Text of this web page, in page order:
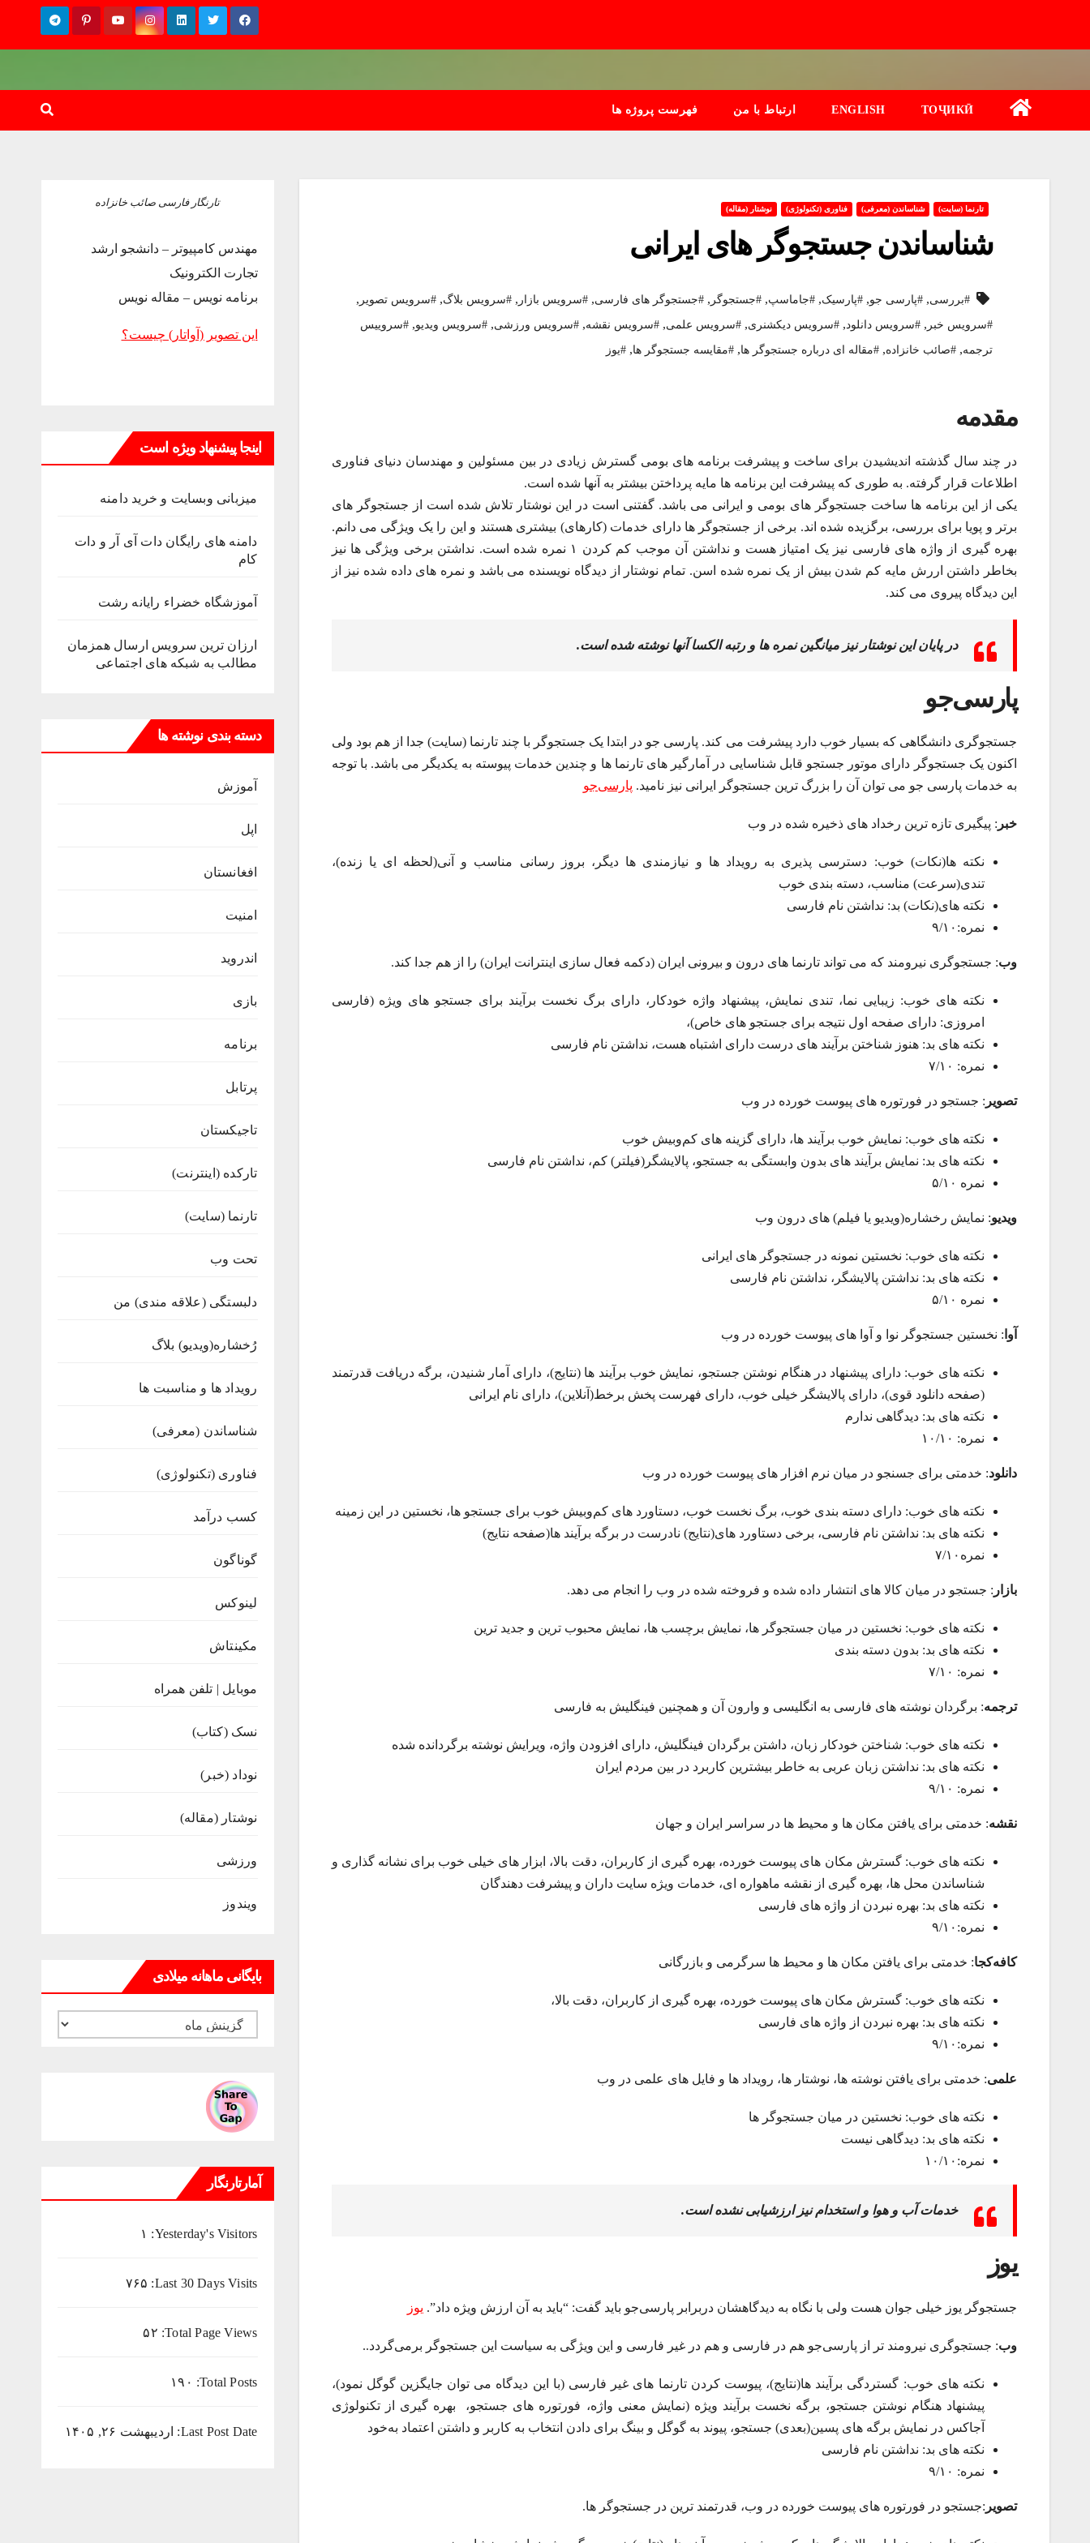
ТОҶИКӢ
ENGLISH ارتباط با من فهرست پروژه ها
تارنما (سایت) شناساندن (معرفی) فناوری (تکنولوژی) نوشتار (مقاله)
شناساندن جستجوگر های ایرانی
#بررسی, #پارسی جو, #پارسیک, #جاماسپ, #جستجوگر , #جستجوگر های فارسی, #سرویس بازار , #سرویس بلاگ, #سرویس تصویر ,
#سرویس خبر , #سرویس دانلود, #سرویس دیکشنری, #سرویس علمی, #سرویس نقشه, #سرویس ورزشی, #سرویس ویدیو, #سروییس
ترجمه, #صائب خانزاده, #مقاله ای درباره جستجوگر ها, #مقایسه جستجوگر ها, #یوز
مقدمه
در چند سال گذشته اندیشیدن برای ساخت و پیشرفت برنامه های بومی گسترش زیادی در بین مسئولین و مهندسان دنیای فناوری
اطلاعات قرار گرفته. به طوری که پیشرفت این برنامه ها مایه پرداختن بیشتر به آنها شده است.
یکی از این برنامه ها ساخت جستجوگر های بومی و ایرانی می باشد. گفتنی است در این نوشتار تلاش شده است از جستجوگر های
برتر و پویا برای بررسی، برگزیده شده اند. برخی از جستجوگر ها دارای خدمات (کارهای) بیشتری هستند و این را یک ویژگی می دانم.
بهره گیری از واژه های فارسی نیز یک امتیاز هست و نداشتن آن موجب کم کردن ۱ نمره شده است. نداشتن برخی ویژگی ها نیز
بخاطر داشتن اررش مایه کم شدن بیش از یک نمره شده اسن. تمام نوشتار از دیدگاه نویسنده می باشد و نمره های داده شده نیز از
این دیدگاه پیروی می کند.
در پایان این نوشتار نیز میانگین نمره ها و رتبه الکسا آنها نوشته شده است.
پارسی‌جو
جستجوگری دانشگاهی که بسیار خوب دارد پیشرفت می کند. پارسی جو در ابتدا یک جستجوگر با چند تارنما (سایت) جدا از هم بود ولی
اکنون یک جستجوگر دارای موتور جستجو قابل شناسایی در آمارگیر های تارنما ها و چندین خدمات پیوسته به یکدیگر می باشد. با توجه
به خدمات پارسی جو می توان آن را بزرگ ترین جستجوگر ایرانی نیز نامید. پارسی‌جو
خبر : پیگیری تازه ترین رخداد های ذخیره شده در وب
نکته ها(نکات) خوب: دسترسی پذیری به رویداد ها و نیازمندی ها دیگر، بروز رسانی مناسب و آنی(لحظه ای یا زنده)،
تندی(سرعت) مناسب، دسته بندی خوب
نکته های(نکات) بد: نداشتن نام فارسی
نمره:۹/۱۰
وب: جستجوگری نیرومند که می تواند تارنما های درون و بیرونی ایران (دکمه فعال سازی اینترانت ایران) را از هم جدا کند.
نکته های خوب: زیبایی نما، تندی نمایش، پیشنهاد واژه خودکار، دارای برگ نخست برآیند برای جستجو های ویژه (فارسی
امروزی: دارای صفحه اول نتیجه برای جستجو های خاص)،
نکته های بد: هنوز شناختن برآیند های درست دارای اشتباه هست، نداشتن نام فارسی
نمره: ۷/۱۰
تصویر : جستجو در فورتوره های پیوست خورده در وب
نکته های خوب: نمایش خوب برآیند ها، دارای گزینه های کم‌وبیش خوب
نکته های بد: نمایش برآیند های بدون وابستگی به جستجو، پالایشگر(فیلتر) کم، نداشتن نام فارسی
نمره ۵/۱۰
ویدیو: نمایش رخشاره(ویدیو یا فیلم) های درون وب
نکته های خوب: نخستین نمونه در جستجوگر های ایرانی
نکته های بد: نداشتن پالایشگر، نداشتن نام فارسی
نمره ۵/۱۰
آوا : نخستین جستجوگر نوا و آوا های پیوست خورده در وب
نکته های خوب: دارای پیشنهاد در هنگام نوشتن جستجو، نمایش خوب برآیند ها (نتایج)، دارای آمار شنیدن، برگه دریافت قدرتمند
(صفحه دانلود قوی)، دارای پالایشگر خیلی خوب، دارای فهرست پخش برخط(آنلاین)، دارای نام ایرانی
نکته های بد: دیدگاهی ندارم
نمره: ۱۰/۱۰
دانلود: خدمتی برای جسنجو در میان نرم افزار های پیوست خورده در وب
نکته های خوب: دارای دسته بندی خوب، برگ نخست خوب، دستاورد های کم‌وبیش خوب برای جستجو ها، نخستین در این زمینه
نکته های بد: نداشتن نام فارسی، برخی دستاورد های(نتایج) نادرست در برگه برآیند ها(صفحه نتایج)
نمره۷/۱۰
بازار : جستجو در میان کالا های انتشار داده شده و فروخته شده در وب را انجام می دهد.
نکته های خوب: نخستین در میان جستجوگر ها، نمایش برچسب ها، نمایش محبوب ترین و جدید ترین
نکته های بد: بدون دسته بندی
نمره: ۷/۱۰
ترجمه: برگردان نوشته های فارسی به انگلیسی و وارون آن و همچنین فینگلیش به فارسی
نکته های خوب: شناختن خودکار زبان، داشتن برگردان فینگلیش، دارای افزودن واژه، ویرایش نوشته برگردانده شده
نکته های بد: نداشتن زبان عربی به خاطر بیشترین کاربرد در بین مردم ایران
نمره: ۹/۱۰
نقشه: خدمتی برای یافتن مکان ها و محیط ها در سراسر ایران و جهان
نکته های خوب: گسترش مکان های پیوست خورده، بهره گیری از کاربران، دقت بالا، ابزار های خیلی خوب برای نشانه گذاری و
شناساندن محل ها، بهره گیری از نقشه ماهواره ای، خدمات ویژه سایت داران و پیشرفت دهندگان
نکته های بد: بهره نبردن از واژه های فارسی
نمره:۹/۱۰
کافه‌کجا: خدمتی برای یافتن مکان ها و محیط ها سرگرمی و بازرگانی
نکته های خوب: گسترش مکان های پیوست خورده، بهره گیری از کاربران، دقت بالا،
نکته های بد: بهره نبردن از واژه های فارسی
نمره:۹/۱۰
علمی: خدمتی برای یافتن نوشته ها، نوشتار ها، رویداد ها و فایل های علمی در وب
نکته های خوب: نخستین در میان جستجوگر ها
نکته های بد: دیدگاهی نیست
نمره:۱۰/۱۰
خدمات آب و هوا و استخدام نیز ارزشیابی نشده است.
یوز
جستجوگر یوز خیلی جوان هست ولی با نگاه به دیدگاهشان دربرابر پارسی‌جو باید گفت: “باید به آن ارزش ویژه داد”. یوز
وب: جستجوگری نیرومند تر از پارسی‌جو هم در فارسی و هم در غیر فارسی و این ویژگی به سیاست این جستجوگر برمی‌گردد..
نکته های خوب: گستردگی برآیند ها(نتایج)، پیوست کردن تارنما های غیر فارسی (با این دیدگاه می توان جایگزین گوگل نمود)،
پیشنهاد هنگام نوشتن جستجو، برگه نخست برآیند ویژه (نمایش معنی واژه، فورتوره های جستجو، بهره گیری از تکنولوژی
آجاکس در نمایش برگه های پسین(بعدی) جستجو، پیوند به گوگل و بینگ برای دادن انتخاب به کاربر و داشتن اعتماد به‌خود
نکته های بد: نداشتن نام فارسی
نمره: ۹/۱۰
تصویر :جستجو در فورتوره های پیوست خورده در وب، قدرتمند ترین در جستجوگر ها.
تارنگار فارسی صائب خانزاده
مهندس کامپیوتر – دانشجو ارشد
تجارت الکترونیک
برنامه نویس – مقاله نویس
این تصویر (آواتار) چیست؟
اینجا پیشنهاد ویژه است
میزبانی وبسایت و خرید دامنه
دامنه های رایگان دات آی آر و دات
کام
آموزشگاه خضراء رایانه رشت
ارزان ترین سرویس ارسال همزمان
مطالب به شبکه های اجتماعی
دسته بندی نوشته ها
آموزش
اپل
افغانستان
امنیت
اندروید
بازی
برنامه
پرتابل
تاجیکستان
تارکده (اینترنت)
تارنما (سایت)
تحت وب
دلبستگی (علاقه مندی) من
رُخشاره(ویدیو) بلاگ
رویداد ها و مناسبت ها
شناساندن (معرفی)
فناوری (تکنولوژی)
کسب درآمد
گوناگون
لینوکس
مکینتاش
موبایل | تلفن همراه
نسک (کتاب)
نوداد (خبر)
نوشتار (مقاله)
ورزشی
ویندوز
بایگانی ماهانه میلادی
بایگانی
آمارتارنگار
Yesterday's Visitors: ۱
Last 30 Days Visits: ۷۶۵
Total Page Views: ۵۲
Total Posts: ۱۹۰
Last Post Date: اردیبهشت ۲۶, ۱۴۰۵